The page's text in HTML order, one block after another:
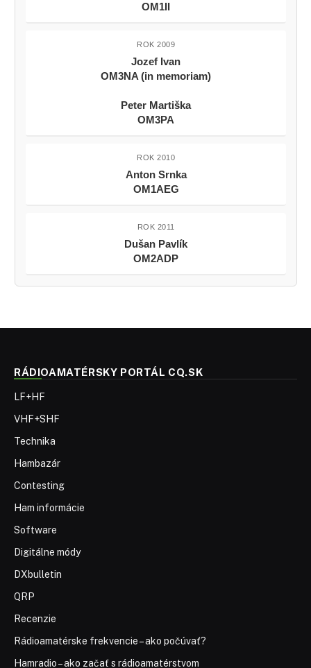
OM1II
ROK 2009
Jozef Ivan
OM3NA (in memoriam)
Peter Martiška
OM3PA
ROK 2010
Anton Srnka
OM1AEG
ROK 2011
Dušan Pavlík
OM2ADP
RÁDIOAMATÉRSKY PORTÁL CQ.SK
LF+HF
VHF+SHF
Technika
Hambazár
Contesting
Ham informácie
Software
Digitálne módy
DXbulletin
QRP
Recenzie
Rádioamatérske frekvencie – ako počúvať?
Hamradio – ako začať s rádioamatérstvom